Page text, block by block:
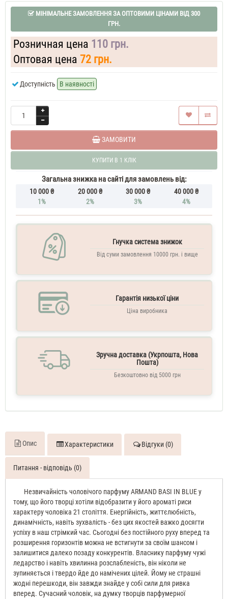
50
Armand
Blue
ML
чоловічі
Basi
Blue
чоловічі
100
МІНІМАЛЬНЕ ЗАМОВЛЕННЯ ЗА ОПТОВИМИ ЦІНАМИ ВІД 300
ГРН.
Розничная цена 110 грн.
Оптовая цена 72 грн.
Доступність В наявності
ЗАМОВИТИ
КУПИТИ В 1 КЛІК
Загальна знижка на сайті для замовлень від:
10 000 ₴
1%
20 000 ₴
2%
30 000 ₴
3%
40 000 ₴
4%
Гнучка система знижок
Від суми замовлення 10000 грн. і вище
Гарантія низької ціни
Ціна виробника
Зручна доставка (Укрпошта, Нова
Пошта)
Безкоштовно від 5000 грн
Опис Характеристики Відгуки (0)
Питання - відповідь (0)
Незвичайність чоловічого парфуму ARMAND BASI IN BLUE у
тому, що його творці хотіли відобразити у його ароматі риси
характеру чоловіка 21 століття. Енергійність, життєлюбність,
динамічність, навіть зухвалість - без цих якостей важко досягти
успіху в наш стрімкий час. Сьогодні без постійного руху вперед та
розширення горизонтів можна не встигнути за своїм шансом і
залишитися далеко позаду конкурентів. Власнику парфуму чужі
ледарство і навіть хвилинна розслабленість, він ніколи не
зупиняється і твердо йде до намічених цілей. Йому не страшні
жодні перешкоди, він завжди знайде у собі сили для ривка
вперед. Сучасний чоловік, на думку творців парфумерної